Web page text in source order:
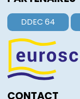
DDEC 64
CONTACT